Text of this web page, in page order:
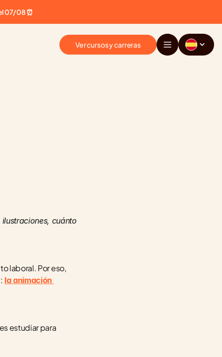
07/08 ⏰
Ver cursos y carreras
cuánto
laboral. Por eso,
la animación
estudiar para